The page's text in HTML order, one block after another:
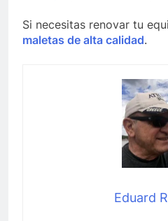
Si necesitas renovar tu
maletas de alta calidad.
Eduard